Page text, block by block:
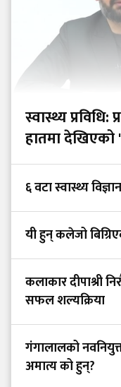
स्वास्थ्य प्रविधि:
हातमा देखिएको
६ वटा स्वास्थ्य
यी हुन् कलेजो
कलाकार दीपाश्री
सफल शल्यक्रिया
गंगालालको
अमात्य को हुन्?